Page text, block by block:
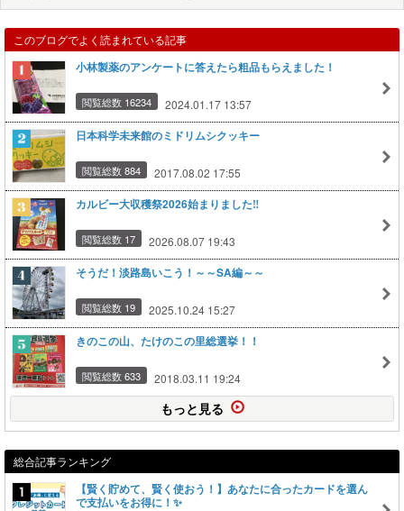
このブログでよく読まれている記事
小林製薬のアンケートに答えたら粗品もらえました！
閲覧総数 16234 2024.01.17 13:57
日本科学未来館のミドリムシクッキー
閲覧総数 884 2017.08.02 17:55
カルビー大収穫祭2026始まりました‼️
閲覧総数 17 2026.08.07 19:43
そうだ！淡路島いこう！～～SA編～～
閲覧総数 19 2025.10.24 15:27
きのこの山、たけのこの里総選挙！！
閲覧総数 633 2018.03.11 19:24
もっと見る
総合記事ランキング
【賢く貯めて、賢く使おう！】あなたに合ったカードを選ん
で支払いをお得に！✨